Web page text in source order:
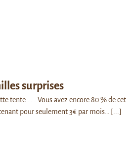
surprises
tente . . . Vous avez encore 80 % de cet
pour seulement 3€ par mois…
[...]